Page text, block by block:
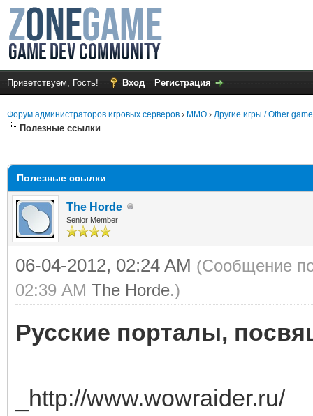
Приветствуем, Гость! Вход Регистрация
Форум администраторов игровых серверов › MMO › Другие игры / Other
Полезные ссылки
Полезные ссылки
The Horde
Senior Member
06-04-2012, 02:24 AM (Сообщение
02:39 AM The Horde.)
Русские порталы,
_http://www.wowraider.ru/